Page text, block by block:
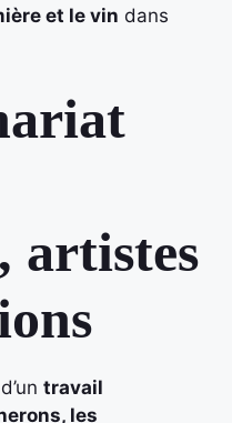
et le vin dans
artistes
travail
les